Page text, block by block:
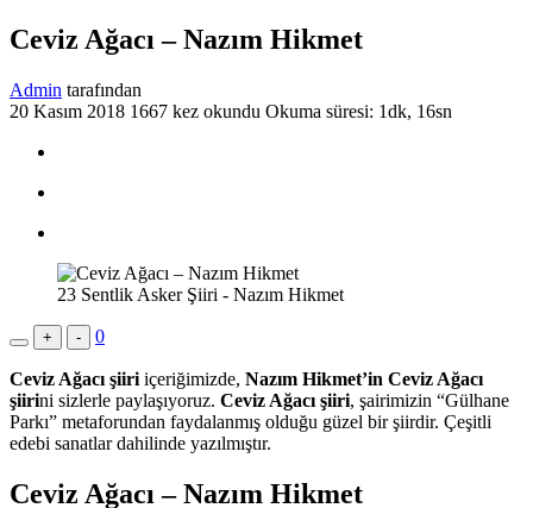
Ceviz Ağacı – Nazım Hikmet
Admin tarafından
20 Kasım 2018 1667 kez okundu Okuma süresi: 1dk, 16sn
23 Sentlik Asker Şiiri - Nazım Hikmet
+ - 0
Ceviz Ağacı şiiri içeriğimizde, Nazım Hikmet’in Ceviz Ağacı
şiirini sizlerle paylaşıyoruz. Ceviz Ağacı şiiri, şairimizin “Gülhane
Parkı” metaforundan faydalanmış olduğu güzel bir şiirdir. Çeşitli
edebi sanatlar dahilinde yazılmıştır.
Ceviz Ağacı – Nazım Hikmet